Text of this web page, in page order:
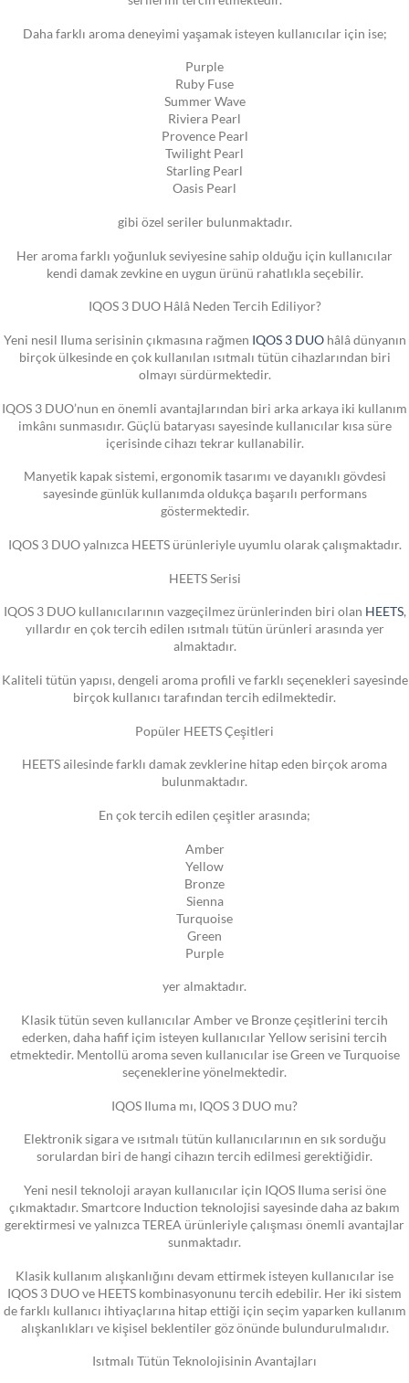
Daha farklı aroma deneyimi yaşamak isteyen kullanıcılar için ise;
Purple
Ruby Fuse
Summer Wave
Riviera Pearl
Provence Pearl
Twilight Pearl
Starling Pearl
Oasis Pearl
gibi özel seriler bulunmaktadır.
Her aroma farklı yoğunluk seviyesine sahip olduğu için kullanıcılar
kendi damak zevkine en uygun ürünü rahatlıkla seçebilir.
IQOS 3 DUO Hâlâ Neden Tercih Ediliyor?
Yeni nesil Iluma serisinin çıkmasına rağmen IQOS 3 DUOhâlâ dünyanın
birçok ülkesinde en çok kullanılan ısıtmalı tütün cihazlarından biri
olmayı sürdürmektedir.
IQOS 3 DUO’nun en önemli avantajlarından biri arka arkaya iki kullanım
imkânı sunmasıdır. Güçlü bataryası sayesinde kullanıcılar kısa süre
içerisinde cihazı tekrar kullanabilir.
Manyetik kapak sistemi, ergonomik tasarımı ve dayanıklı gövdesi
sayesinde günlük kullanımda oldukça başarılı performans
göstermektedir.
IQOS 3 DUO yalnızca HEETS ürünleriyle uyumlu olarak çalışmaktadır.
HEETS Serisi
IQOS 3 DUO kullanıcılarının vazgeçilmez ürünlerinden biri olan HEETS,
yıllardır en çok tercih edilen ısıtmalı tütün ürünleri arasında yer
almaktadır.
Kaliteli tütün yapısı, dengeli aroma profili ve farklı seçenekleri sayesinde
birçok kullanıcı tarafından tercih edilmektedir.
Popüler HEETS Çeşitleri
HEETS ailesinde farklı damak zevklerine hitap eden birçok aroma
bulunmaktadır.
En çok tercih edilen çeşitler arasında;
Amber
Yellow
Bronze
Sienna
Turquoise
Green
Purple
yer almaktadır.
Klasik tütün seven kullanıcılar Amber ve Bronze çeşitlerini tercih
ederken, daha hafif içim isteyen kullanıcılar Yellow serisini tercih
etmektedir. Mentollü aroma seven kullanıcılar ise Green ve Turquoise
seçeneklerine yönelmektedir.
IQOS Iluma mı, IQOS 3 DUO mu?
Elektronik sigara ve ısıtmalı tütün kullanıcılarının en sık sorduğu
sorulardan biri de hangi cihazın tercih edilmesi gerektiğidir.
Yeni nesil teknoloji arayan kullanıcılar için IQOS Iluma serisi öne
çıkmaktadır. Smartcore Induction teknolojisi sayesinde daha az bakım
gerektirmesi ve yalnızca TEREA ürünleriyle çalışması önemli avantajlar
sunmaktadır.
Klasik kullanım alışkanlığını devam ettirmek isteyen kullanıcılar ise
IQOS 3 DUO ve HEETS kombinasyonunu tercih edebilir. Her iki sistem
de farklı kullanıcı ihtiyaçlarına hitap ettiği için seçim yaparken kullanım
alışkanlıkları ve kişisel beklentiler göz önünde bulundurulmalıdır.
Isıtmalı Tütün Teknolojisinin Avantajları